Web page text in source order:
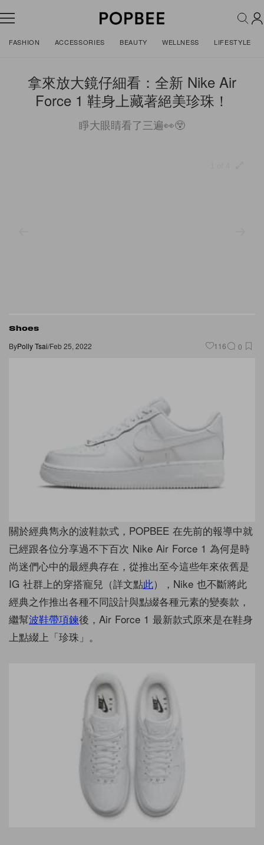
FASHION ACCESSORIES BEAUTY WELLNESS LIFESTYLE
拿來放大鏡仔細看：全新 Nike Air
Force 1 鞋身上藏著絕美珍珠！
睜大眼睛看了三遍👀😲
Shoes
ByPolly Tsai/Feb 25, 2022 116 0
關於經典雋永的波鞋款式，POPBEE 在先前的報導中就
已經跟各位分享過不下百次 Nike Air Force 1 為何是時
尚迷們心中的最經典存在，從推出至今這些年來依舊是
IG 社群上的穿搭寵兒（詳文點此），Nike 也不斷將此
經典之作推出各種不同設計與點綴各種元素的變奏款，
繼幫波鞋帶項鍊後，Air Force 1 最新款式原來是在鞋身
上點綴上「珍珠」。